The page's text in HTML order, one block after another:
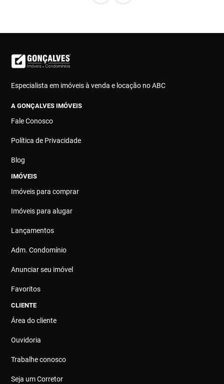
Especialista em imóveis à venda e locação no ABC
A GONÇALVES IMÓVEIS
Fale Conosco
Política de Privacidade
Blog
IMÓVEIS
Imóveis para comprar
Imóveis para alugar
Lançamentos
Adm. Condomínio
Anunciar seu imóvel
Favoritos
CLIENTE
Área do cliente
Ouvidoria
Trabalhe conosco
Seja um Corretor